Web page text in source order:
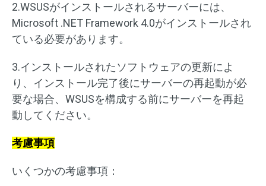
2.WSUSがインストールされるサーバーには、
Microsoft .NET Framework 4.0がインストールされ
ている必要があります。
3.インストールされたソフトウェアの更新によ
り、インストール完了後にサーバーの再起動が必
要な場合、WSUSを構成する前にサーバーを再起
動してください。
考慮事項
いくつかの考慮事項：